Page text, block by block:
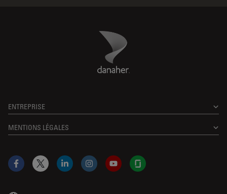
Danaher Logo
ENTREPRISE
MENTIONS LÉGALES
Facebook
X LinkedInInstagramYouTubeGlassdoor